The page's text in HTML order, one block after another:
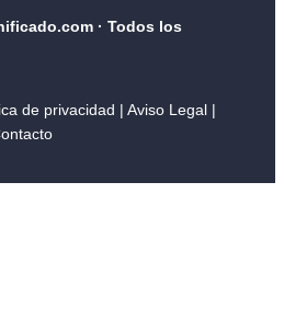
· Todos los
de privacidad | Aviso Legal |